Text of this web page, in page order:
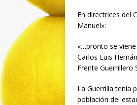
En directrices del
Manuel»:
«…pronto se
Carlos Luis
Frente Guerrillero
La Guerrilla tenía
población del